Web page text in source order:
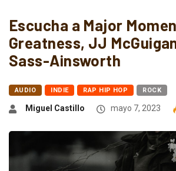
Escucha a Major
Greatness, JJ
Sass-Ainsworth
AUDIO INDIE RAP HIP HOP ROCK
Miguel Castillo mayo 7, 2023